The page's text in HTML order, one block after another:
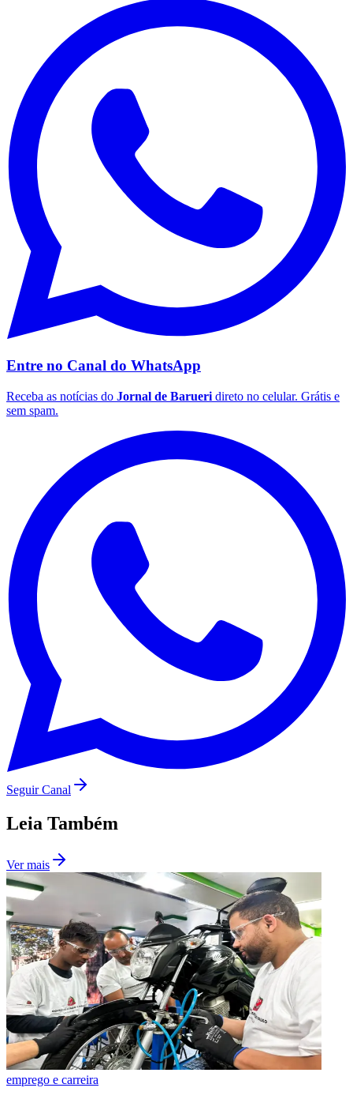
Santos
Flamengo
Entre no Canal do WhatsApp
Receba as notícias do Jornal de Barueri direto no celular. Grátis e
sem spam.
Seguir Canal
Leia Também
Ver mais
emprego e carreira